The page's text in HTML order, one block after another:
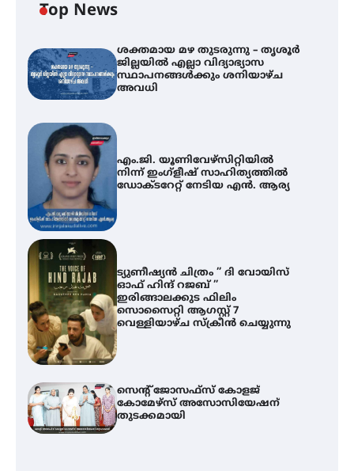
Top News
ശക്തമായ മഴ തുടരുന്നു – തൃശൂർ
ജില്ലയിൽ എല്ലാ വിദ്യാഭ്യാസ
സ്ഥാപനങ്ങൾക്കും ശനിയാഴ്ച
അവധി
എം.ജി. യൂണിവേഴ്‌സിറ്റിയിൽ
നിന്ന് ഇംഗ്ളീഷ് സാഹിത്യത്തിൽ
ഡോക്ടറേറ്റ് നേടിയ എൻ. ആര്യ
ട്യുണീഷ്യൻ ചിത്രം ” ദി വോയിസ്
ഓഫ് ഹിന്ദ് റജബ് ”
ഇരിങ്ങാലക്കുട ഫിലിം
സൊസൈറ്റി ആഗസ്റ്റ് 7
വെള്ളിയാഴ്ച സ്‌ക്രീൻ ചെയ്യുന്നു
സെന്റ് ജോസഫ്സ് കോളജ്
കോമേഴ്‌സ് അസോസിയേഷന്
തുടക്കമായി